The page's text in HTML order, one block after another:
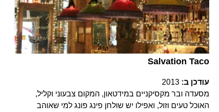
Salvation Taco
עודכן ב: 2013
מסעדה ובר מקסיקניים במידטאון, המקום צבעוני וקליל,
האוכל טעים וזול, ואפילו יש שולחן פינג פונג למי שאוהב